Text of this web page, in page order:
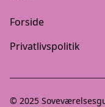
Forside
Privatlivspolitik
© 2025